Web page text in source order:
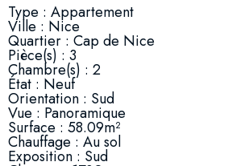
Type : Appartement
Ville : Nice
Quartier : Cap de Nice
Pièce(s) : 3
Chambre(s) : 2
État : Neuf
Orientation : Sud
Vue : Panoramique
Surface : 58.09m²
Chauffage : Au sol
Exposition : Sud